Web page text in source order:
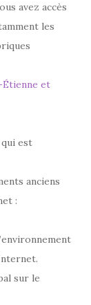
avez accès
les
Étienne et
qui est
anciens
:
sur le